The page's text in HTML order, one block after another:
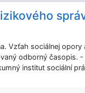
Vzťah sociálnej
odborný časopis.
institut sociální